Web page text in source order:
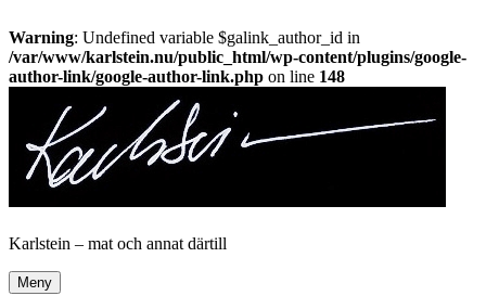
Warning: Undefined variable $galink_author_id in
/var/www/karlstein.nu/public_html/wp-content/plugins/google-
author-link/google-author-link.php on line 148
innehåll
Karlstein – mat och annat därtill
Meny